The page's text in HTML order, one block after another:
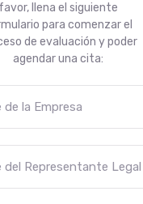
favor, llena el siguiente
para comenzar el
de evaluación y poder
agendar una cita: